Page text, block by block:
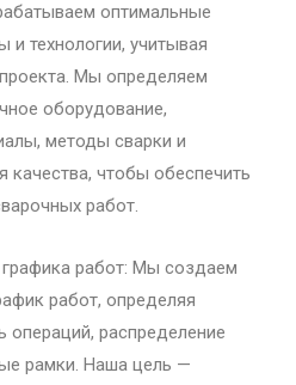
оптимальные
и технологии, учитывая
Мы определяем
оборудование,
методы сварки и
качества, чтобы обеспечить
работ.
графика работ: Мы создаем
работ, определяя
операций, распределение
рамки. Наша цель —